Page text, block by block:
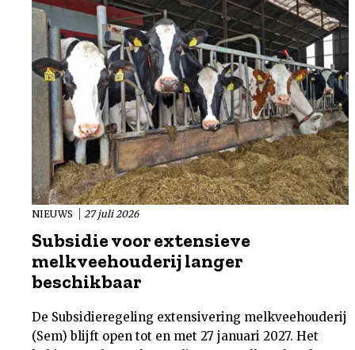
NIEUWS 27 juli 2026
Subsidie voor extensieve
melkveehouderij langer
beschikbaar
De Subsidieregeling extensivering melkveehouderij
(Sem) blijft open tot en met 27 januari 2027. Het